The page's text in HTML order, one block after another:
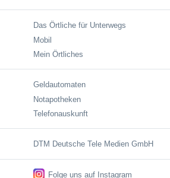
Das Örtliche für Unterwegs
Mobil
Mein Örtliches
Geldautomaten
Notapotheken
Telefonauskunft
DTM Deutsche Tele Medien GmbH
Folge uns auf Instagram